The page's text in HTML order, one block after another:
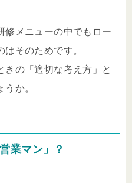
修メニューの中でもロー
そのためです。
きの「適切な考え方」と
か。
業マン」？